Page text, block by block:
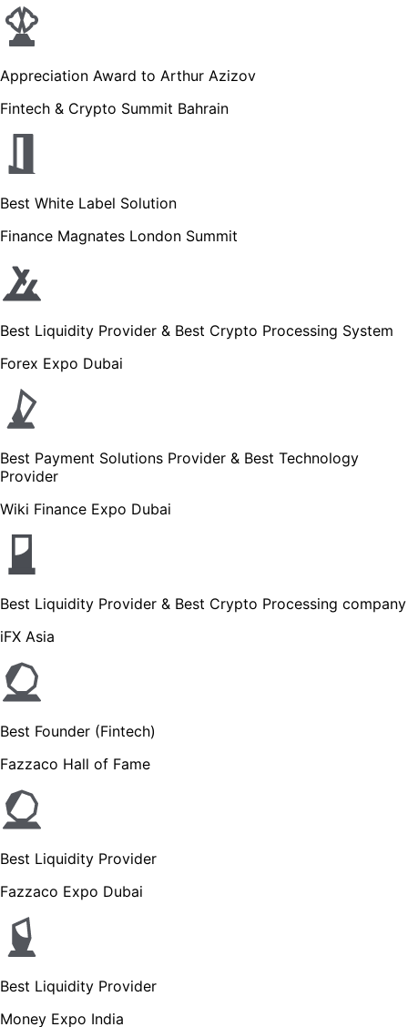
Appreciation Award to Arthur Azizov
Fintech & Crypto Summit Bahrain
Best White Label Solution
Finance Magnates London Summit
Best Liquidity Provider & Best Crypto Processing System
Forex Expo Dubai
Best Payment Solutions Provider & Best Technology
Provider
Wiki Finance Expo Dubai
Best Liquidity Provider & Best Crypto Processing company
iFX Asia
Best Founder (Fintech)
Fazzaco Hall of Fame
Best Liquidity Provider
Fazzaco Expo Dubai
Best Liquidity Provider
Money Expo India